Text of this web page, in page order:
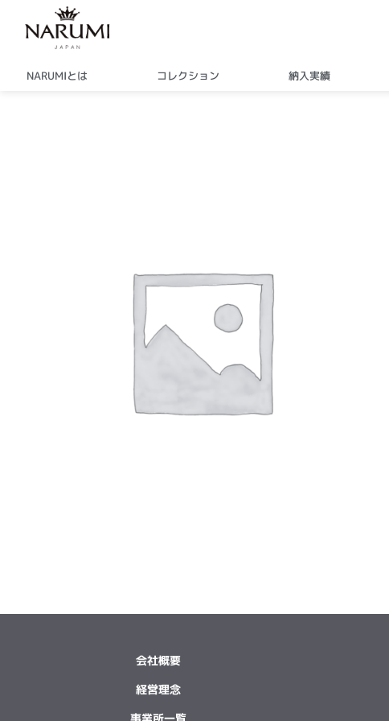
NARUMIとは コレクション 納入実績
会社概要
経営理念
事業所一覧